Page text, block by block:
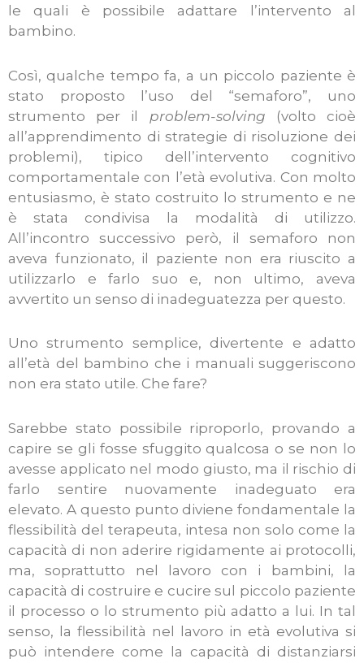
le quali è possibile adattare l’intervento al
bambino.
Così, qualche tempo fa, a un piccolo paziente è
stato proposto l’uso del “semaforo”, uno
strumento per il problem-solving (volto cioè
all’apprendimento di strategie di risoluzione dei
problemi), tipico dell’intervento cognitivo
comportamentale con l’età evolutiva. Con molto
entusiasmo, è stato costruito lo strumento e ne
è stata condivisa la modalità di utilizzo.
All’incontro successivo però, il semaforo non
aveva funzionato, il paziente non era riuscito a
utilizzarlo e farlo suo e, non ultimo, aveva
avvertito un senso di inadeguatezza per questo.
Uno strumento semplice, divertente e adatto
all’età del bambino che i manuali suggeriscono
non era stato utile. Che fare?
Sarebbe stato possibile riproporlo, provando a
capire se gli fosse sfuggito qualcosa o se non lo
avesse applicato nel modo giusto, ma il rischio di
farlo sentire nuovamente inadeguato era
elevato. A questo punto diviene fondamentale la
flessibilità del terapeuta, intesa non solo come la
capacità di non aderire rigidamente ai protocolli,
ma, soprattutto nel lavoro con i bambini, la
capacità di costruire e cucire sul piccolo paziente
il processo o lo strumento più adatto a lui. In tal
senso, la flessibilità nel lavoro in età evolutiva si
può intendere come la capacità di distanziarsi